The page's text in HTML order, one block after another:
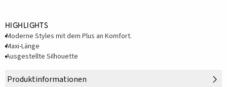
Highlights
Moderne Styles mit dem Plus an Komfort.
Maxi-Länge
Ausgestellte Silhouette
Produktinformationen